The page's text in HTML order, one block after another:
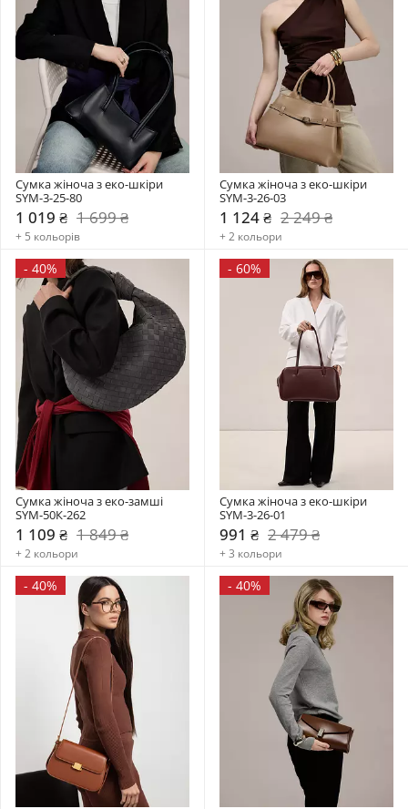
Сумка жіноча з еко-шкіри
SYM-3-25-80
1 019 ₴ 1 699 ₴
+ 5 кольорів
Сумка жіноча з еко-шкіри
SYM-3-26-03
1 124 ₴ 2 249 ₴
+ 2 кольори
- 40%
Сумка жіноча з еко-замші
SYM-50К-262
1 109 ₴ 1 849 ₴
+ 2 кольори
- 60%
Сумка жіноча з еко-шкіри
SYM-3-26-01
991 ₴ 2 479 ₴
+ 3 кольори
- 40% - 40%